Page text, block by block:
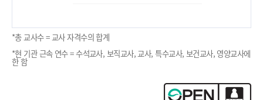
*총 교사수 = 교사 자격수의 합계
*현 기관 근속 연수 = 수석교사, 보직교사, 교사, 특수교사, 보건교사, 영양교사에
한 함